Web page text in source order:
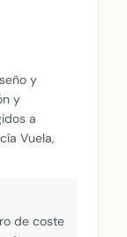
y
y
a
Vuela,
de coste